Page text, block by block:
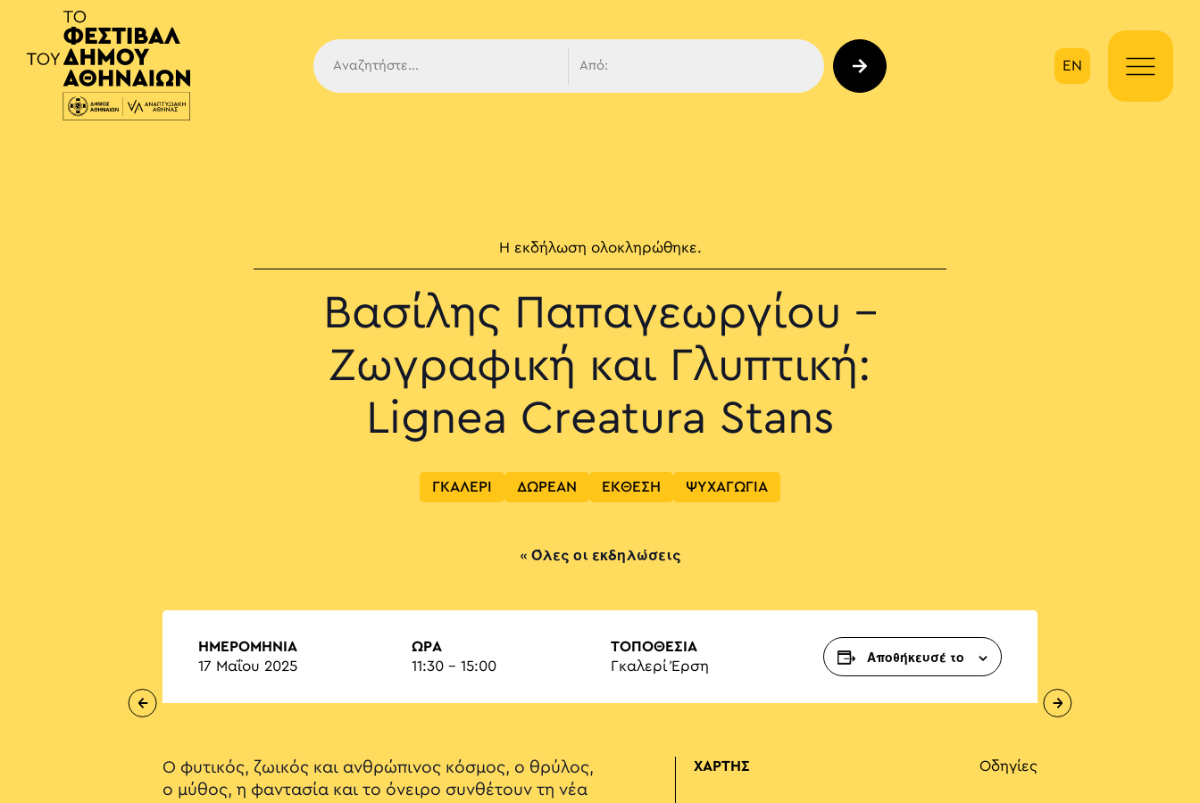
Κύρια πλοήγηση
EN
Η εκδήλωση ολοκληρώθηκε.
Βασίλης Παπαγεωργίου –
Ζωγραφική και Γλυπτική:
Lignea Creatura Stans
ΓΚΑΛΕΡΙ ΔΩΡΕΑΝ ΕΚΘΕΣΗ ΨΥΧΑΓΩΓΙΑ
« Όλες οι εκδηλώσεις
ΗΜΕΡΟΜΗΝΙΑ
17 Μαΐου 2025
ΏΡΑ
11:30 - 15:00
ΤΟΠΟΘΕΣΙΑ
Γκαλερί Έρση
Αποθήκευσέ το
Ο φυτικός, ζωικός και ανθρώπινος κόσμος, ο θρύλος,
ο μύθος, η φαντασία και το όνειρο συνθέτουν τη νέα
ΧΑΡΤΗΣ Οδηγίες